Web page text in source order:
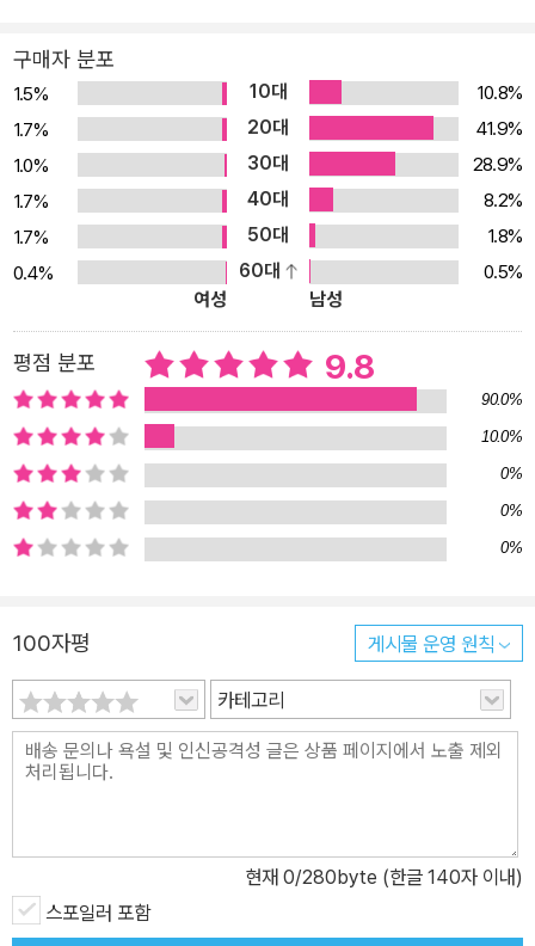
구매자 분포
1.5% 10대
10.8%
1.7%
20대
41.9%
1.0%
30대
28.9%
1.7%
40대
8.2%
1.7%
50대
1.8%
0.4%
60대
0.5%
여성
남성
평점 분포 9.8
90.0%
10.0%
0%
0%
0%
100자평 게시물 운영 원칙
카테고리
현재 0/280byte (한글 140자 이내)
스포일러 포함